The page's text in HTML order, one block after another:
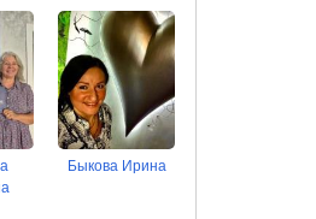
Быкова Ирина